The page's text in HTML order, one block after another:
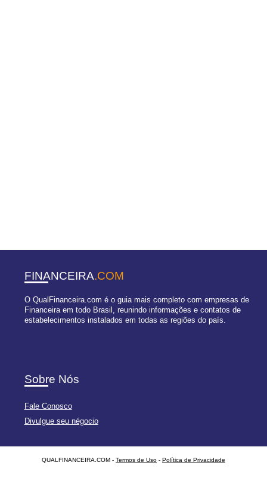
FINANCEIRA.COM
O QualFinanceira.com é o guia mais completo com empresas de
Financeira em todo Brasil, reunindo informações e contatos de
estabelecimentos instalados em todas as regiões do país.
Sobre Nós
Fale Conosco
Divulgue seu négocio
QUALFINANCEIRA.COM - Termos de Uso - Política de Privacidade